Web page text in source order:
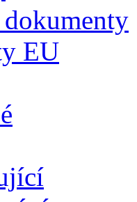
EU